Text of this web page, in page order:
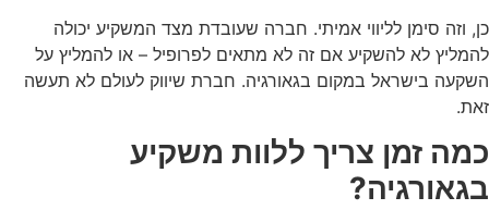
כן, וזה סימן לליווי אמיתי. חברה שעובדת מצד המשקיע יכולה
להמליץ לא להשקיע אם זה לא מתאים לפרופיל – או להמליץ על
השקעה בישראל במקום בגאורגיה. חברת שיווק לעולם לא תעשה
זאת.
כמה זמן צריך ללוות משקיע
בגאורגיה?